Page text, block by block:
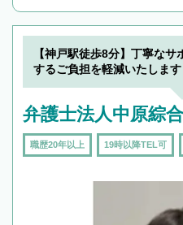
んで検索してみましょう。
19時以降
を加え
【神戸駅徒歩8分】丁寧な
するご負担を軽減いたします
弁護士法人中原綜
職歴20年以上 19時以降TEL可